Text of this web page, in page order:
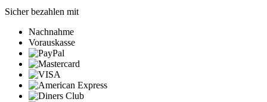
Sicher bezahlen mit
Nachnahme
Vorauskasse